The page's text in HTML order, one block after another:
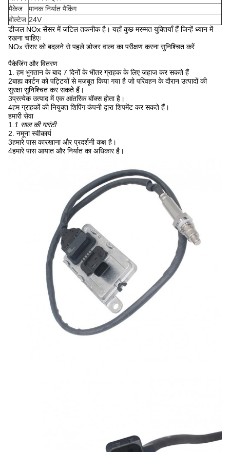
पैकेज
मानक निर्यात पैकिंग
वोल्टेज 24V
डीजल NOx सेंसर में जटिल तकनीक है। यहाँ कुछ मरम्मत युक्तियाँ हैं जिन्हें ध्यान में
रखना चाहिएः
NOx सेंसर को बदलने से पहले डोजर वाल्व का परीक्षण करना सुनिश्चित करें
पैकेजिंग और वितरण
1. हम भुगतान के बाद 7 दिनों के भीतर ग्राहक के लिए जहाज कर सकते हैं
2बाह्य कार्टन को पट्टियों से मजबूत किया गया है जो परिवहन के दौरान उत्पादों की
सुरक्षा सुनिश्चित कर सकते हैं।
3प्रत्येक उत्पाद में एक आंतरिक बॉक्स होता है।
4हम ग्राहकों की नियुक्त शिपिंग कंपनी द्वारा शिपमेंट कर सकते हैं।
हमारी सेवा
1. 1 साल की गारंटी
2. नमूना स्वीकार्य
3हमारे पास कारखाना और प्रदर्शनी कक्ष है।
4हमारे पास आयात और निर्यात का अधिकार है।